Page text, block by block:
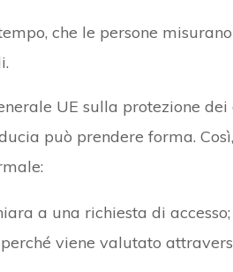
che le persone
UE sulla protezione
può prendere forma.
a una richiesta di accesso;
viene valutato